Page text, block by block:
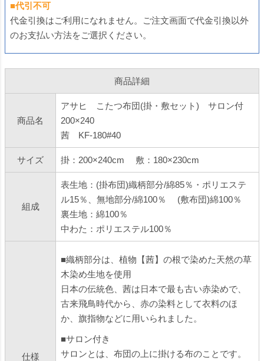
■代引不可
代金引換はご利用になれません。ご注文画面で代金引換以外
のお支払い方法をご選択ください。
商品詳細
商品名
アサヒ こたつ布団(掛・敷セット) サロン付
200×240
茜 KF-180#40
サイズ 掛：200×240cm 敷：180×230cm
組成
表生地：(掛布団)織柄部分/綿85％・ポリエステ
ル15％、無地部分/綿100％ (敷布団)綿100％
裏生地：綿100％
中わた：ポリエステル100％
仕様
■織柄部分は、植物【茜】の根で染めた天然の草
木染め生地を使用
日本の伝統色、茜は日本で最も古い赤染めで、
古来飛鳥時代から、赤の染料として衣料のほ
か、旗指物などに用いられました。
■サロン付き
サロンとは、布団の上に掛ける布のことです。